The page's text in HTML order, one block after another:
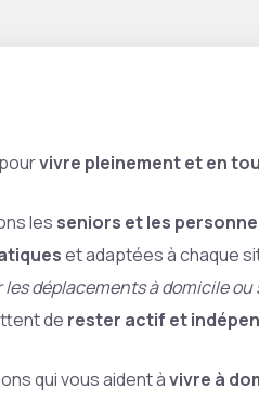
vivre pleinement et en
les seniors et les
et adaptées à chaque
déplacements à domicile
de rester actif et
qui vous aident àvivre à